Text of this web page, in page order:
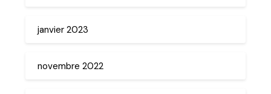
janvier 2023
novembre 2022